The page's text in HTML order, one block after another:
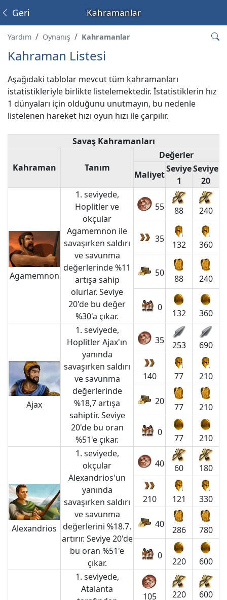
Kahramanlar
Geri
Yardım Oynanış Kahramanlar
Kahraman Listesi
Aşağıdaki tablolar mevcut tüm kahramanları
istatistikleriyle birlikte listelemektedir. İstatistiklerin hız
1 dünyaları için olduğunu unutmayın, bu nedenle
listelenen hareket hızı oyun hızı ile çarpılır.
Savaş Kahramanları
Kahraman Tanım
Değerler
Maliyet
Seviye
1
Seviye
20
Agamemnon
1. seviyede,
Hoplitler ve
okçular
Agamemnon ile
savaşırken saldırı
ve savunma
değerlerinde %11
artışa sahip
olurlar. Seviye
20'de bu değer
%30'a çıkar.
55 88 240
35
132 360
50
88 240
0
132 360
Ajax
1. seviyede,
Hoplitler Ajax'ın
yanında
savaşırken saldırı
ve savunma
değerlerinde
%18,7 artışa
sahiptir. Seviye
20'de bu oran
%51'e çıkar.
35 253 690
140 77 210
20
77 210
0
77 210
Alexandrios
1. seviyede,
okçular
Alexandrios'un
yanında
savaşırken saldırı
ve savunma
değerlerini %18.7.
artırır. Seviye 20'de
bu oran %51'e
çıkar.
40 60 180
210 121 330
40
286 780
0
220 600
1. seviyede,
Atalanta
105 220 600